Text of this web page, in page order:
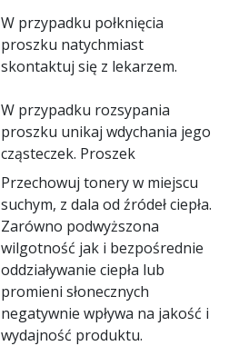
W przypadku połknięcia
proszku natychmiast
skontaktuj się z lekarzem.
W przypadku rozsypania
proszku unikaj wdychania jego
cząsteczek. Proszek
Przechowuj tonery w miejscu
suchym, z dala od źródeł ciepła.
Zarówno podwyższona
wilgotność jak i bezpośrednie
oddziaływanie ciepła lub
promieni słonecznych
negatywnie wpływa na jakość i
wydajność produktu.